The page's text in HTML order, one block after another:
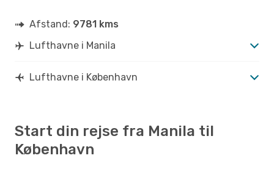
Afstand: 9781 kms
Lufthavne i Manila
Lufthavne i København
Start din rejse fra Manila til
København